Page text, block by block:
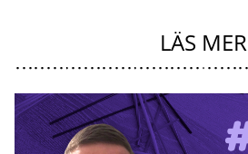
LÄS MER